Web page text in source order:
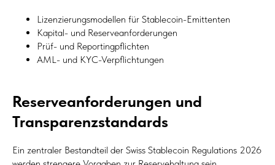
Lizenzierungsmodellen für Stablecoin-Emittenten
Kapital- und Reserveanforderungen
Prüf- und Reportingpflichten
AML- und KYC-Verpflichtungen
Reserveanforderungen und
Transparenzstandards
Ein zentraler Bestandteil der Swiss Stablecoin Regulations 2026